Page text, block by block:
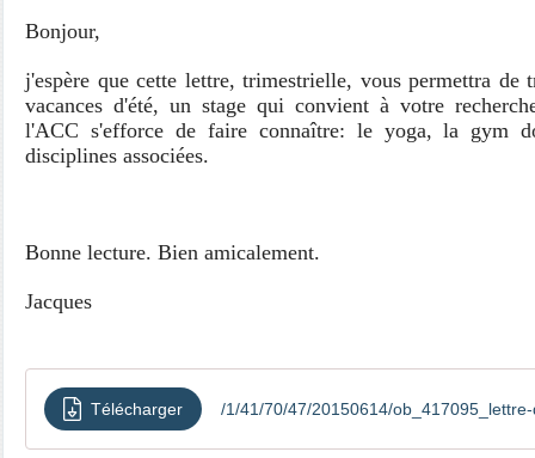
Bonjour,
j'espère que cette lettre, trimestrielle, vous permettra de
vacances d'été, un stage qui convient à votre
l'ACC s'efforce de faire connaître: le yoga, la gym
disciplines associées.
Bonne lecture. Bien amicalement.
Jacques
Télécharger /1/41/70/47/20150614/